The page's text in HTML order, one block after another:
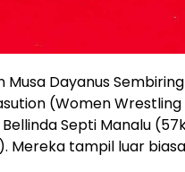
Dayanus
(Women
Septi Manalu
Mereka tampil luar